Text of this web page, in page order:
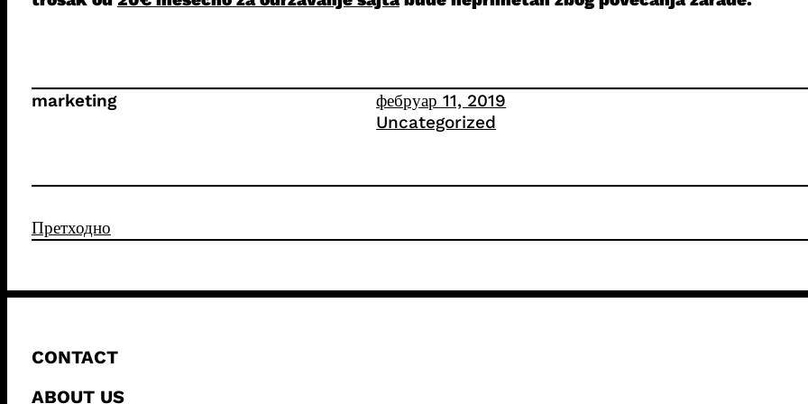
marketing
фебруар 11, 2019
Uncategorized
Претходно
CONTACT
ABOUT US